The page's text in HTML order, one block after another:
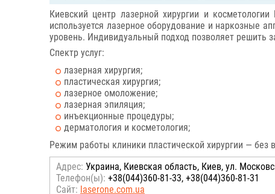
Киевский центр лазерной хирургии и
используется лазерное оборудование и наркозные
уровень. Индивидуальный подход позволяет решить
Спектр услуг:
лазерная хирургия;
пластическая хирургия;
лазерное омоложение;
лазерная эпиляция;
инъекционные процедуры;
дерматология и косметология;
Режим работы клиники пластической хирургии —
Адрес: Украина, Киевская область, Киев, ул.
Телефон(ы): +38(044)360-81-33, +38(044)360-81-31
Сайт: laserone.com.ua